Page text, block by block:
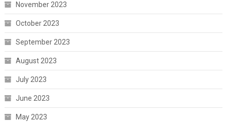
November 2023
October 2023
September 2023
August 2023
July 2023
June 2023
May 2023